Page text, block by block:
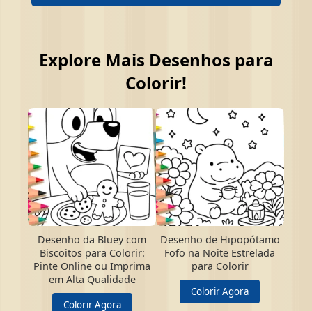
Explore Mais Desenhos para
Colorir!
Desenho da Bluey com
Biscoitos para Colorir:
Pinte Online ou Imprima
em Alta Qualidade
Colorir Agora
Desenho de Hipopótamo
Fofo na Noite Estrelada
para Colorir
Colorir Agora